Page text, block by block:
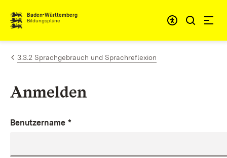
Zum Inhalt springen
Baden-Württemberg
Bildungspläne
3.3.2 Sprachgebrauch und Sprachreflexion
Anmelden
Benutzername *